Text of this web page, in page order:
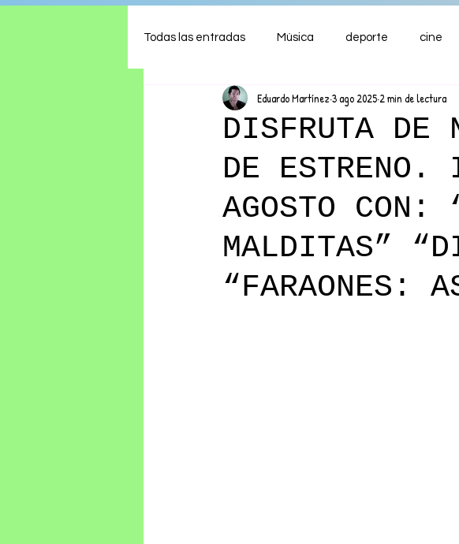
Todas las entradas Música deporte cine
Shows Comida
Ambiente Hogar Finanzas
DISFRUTA DE
DE ESTRENO.
AGOSTO CON:
MALDITAS”
“FARAONES:
Eduardo Martínez 3 ago 2025 2 min de lectura